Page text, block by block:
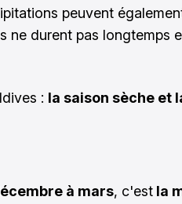
peuvent
ne durent pas longtemps
: la saison sèche et
à mars, c'est la